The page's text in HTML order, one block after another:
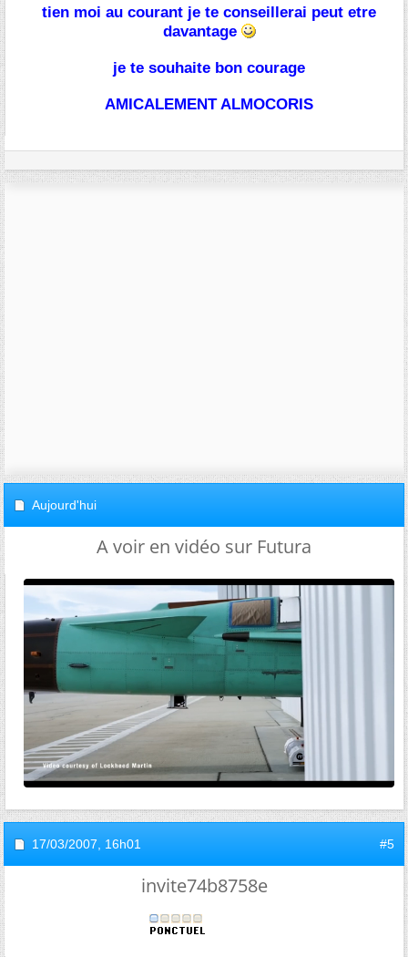
tien moi au courant je te conseillerai peut etre
davantage
je te souhaite bon courage
AMICALEMENT ALMOCORIS
Aujourd'hui
A voir en vidéo sur Futura
17/03/2007, 16h01 #5
invite74b8758e